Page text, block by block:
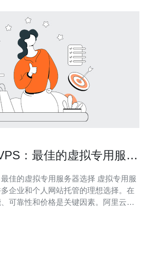
：最佳的虚拟专用服务
虚拟专用服务器选择 虚拟专用服
企业和个人网站托管的理想选择。在
可靠性和价格是关键因素。阿里云新